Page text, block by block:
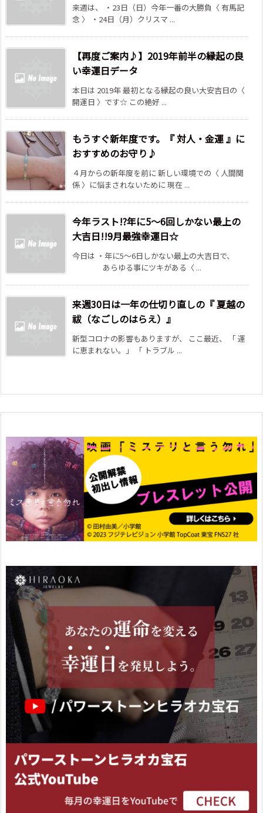
来週は、 ・23日（日）今年一番の大勝負〈 有馬記
念 〉 ・24日（月）クリスマ ...
【再度ご案内♪】2019年前半の縁起の良
い幸運日データ
本日は 2019年 最初となる縁起の良い大安吉日の〈
開運日 〉です☆ この絶好 ...
もうすぐ新年度です。『 対人・金運 』に
おすすめのお守り♪
４月からの新年度を前に 新しい環境での〈 人間関
係 〉に悩まされないために 現在 ...
今年ラスト!?年に5～6回しかない最上の
大吉日!!9月最強幸運日☆
今日は ・年に5～6日しかない最上の大吉日で、
あらゆる事にツキがある〈 ...
来週30日は一年の仕切り直しの『 夏越の
祓（なごしのはらえ）』
新型コロナの影響もありますが、 ここ最近、 「 運
に恵まれない。」 「 トラブル ...